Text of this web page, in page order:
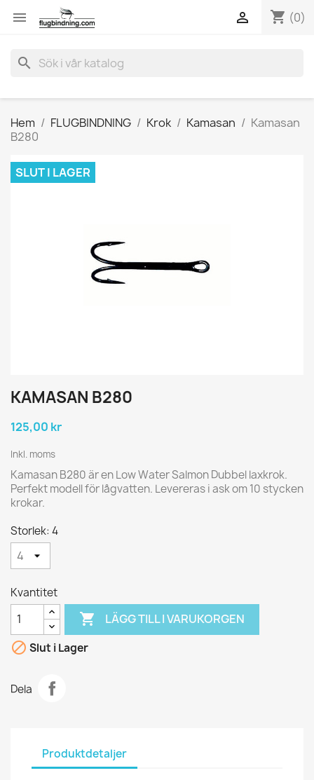
 shopping_cart (0)

search
Hem FLUGBINDNING Krok Kamasan
Kamasan
B280
SLUT I LAGER
KAMASAN B280
125,00 kr
Inkl. moms
Kamasan B280 är en Low Water Salmon Dubbel laxkrok.
Perfekt modell för lågvatten. Levereras i ask om 10 stycken
krokar.
Storlek: 4
Kvantitet
 LÄGG TILL I VARUKORGEN
 Slut i Lager
Dela
Produktdetaljer